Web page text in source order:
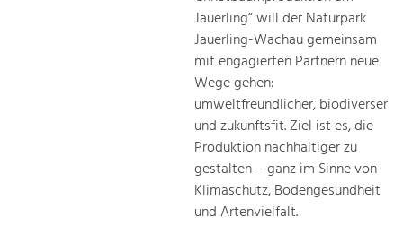
Steigerung regionaler Wertschöpfung
Jauerling“ will der Naturpark
Jauerling-Wachau gemeinsam
mit engagierten Partnern neue
Wege gehen:
umweltfreundlicher, biodiverser
und zukunftsfit. Ziel ist es, die
Produktion nachhaltiger zu
gestalten – ganz im Sinne von
Klimaschutz, Bodengesundheit
und Artenvielfalt.